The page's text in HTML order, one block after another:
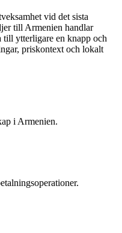
vid det sista
till Armenien handlar
ytterligare en knapp och
priskontext och lokalt
i Armenien.